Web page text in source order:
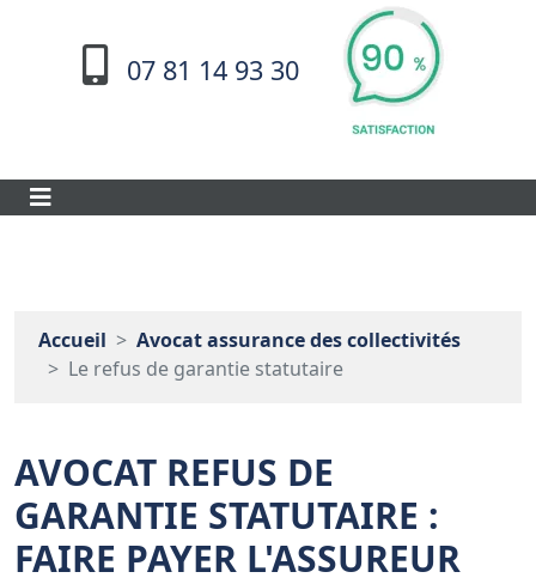
07 81 14 93 30
Accueil
Avocat assurance des collectivités
Le refus de garantie statutaire
AVOCAT REFUS DE
GARANTIE STATUTAIRE :
FAIRE PAYER L'ASSUREUR